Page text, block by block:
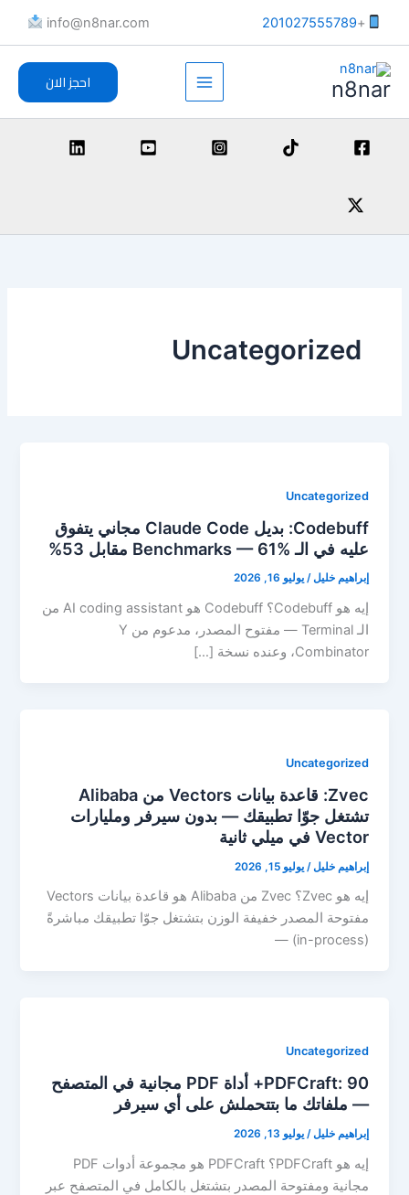
+
201027555789
info@n8nar.com​
n8nar احجز الان
Uncategorized
Uncategorized
Codebuff: بديل Claude Code مجاني يتفوق
عليه في الـ Benchmarks — 61% مقابل 53%
إبراهيم خليل/يوليو 16, 2026
إيه هو Codebuff؟ Codebuff هو AI coding assistant من
الـ Terminal — مفتوح المصدر، مدعوم من Y
Combinator، وعنده نسخة […]
Uncategorized
Zvec: قاعدة بيانات Vectors من Alibaba
تشتغل جوّا تطبيقك — بدون سيرفر ومليارات
Vector في ميلي ثانية
إبراهيم خليل/يوليو 15, 2026
إيه هو Zvec؟ Zvec من Alibaba هو قاعدة بيانات Vectors
مفتوحة المصدر خفيفة الوزن بتشتغل جوّا تطبيقك مباشرةً
(in-process) —
Uncategorized
PDFCraft: 90+ أداة PDF مجانية في المتصفح
— ملفاتك ما بتتحملش على أي سيرفر
إبراهيم خليل/يوليو 13, 2026
إيه هو PDFCraft؟ PDFCraft هو مجموعة أدوات PDF
مجانية ومفتوحة المصدر بتشتغل بالكامل في المتصفح عبر